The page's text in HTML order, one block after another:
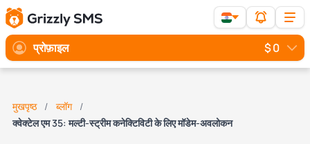
प्रोफ़ाइल $ 0
मुखपृष्ठ
ब्लॉग
क्वेक्टेल एम 35: मल्टी-स्ट्रीम कनेक्टिविटी के लिए मॉडेम-अवलोकन